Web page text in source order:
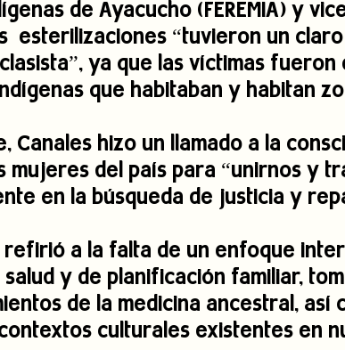
de Ayacucho (FEREMIA) y
esterilizaciones “tuvieron un
ya que las víctimas fueron
que habitaban y habitan
Canales hizo un llamado a la
mujeres del país para “unirnos y
en la búsqueda de justicia y
refirió a la falta de un enfoque
y de planificación familiar,
de la medicina ancestral, así
culturales existentes en